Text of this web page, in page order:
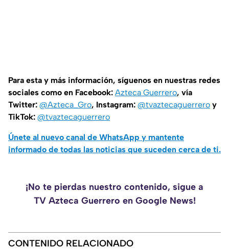
Para esta y más información, síguenos en nuestras redes
sociales como en Facebook: Azteca Guerrero, vía
Twitter: @Azteca_Gro, Instagram: @tvaztecaguerrero y
TikTok: @tvaztecaguerrero
Únete al nuevo canal de WhatsApp y mantente
informado de todas las noticias que suceden cerca de ti.
¡No te pierdas nuestro contenido, sigue a
TV Azteca Guerrero en Google News!
CONTENIDO RELACIONADO